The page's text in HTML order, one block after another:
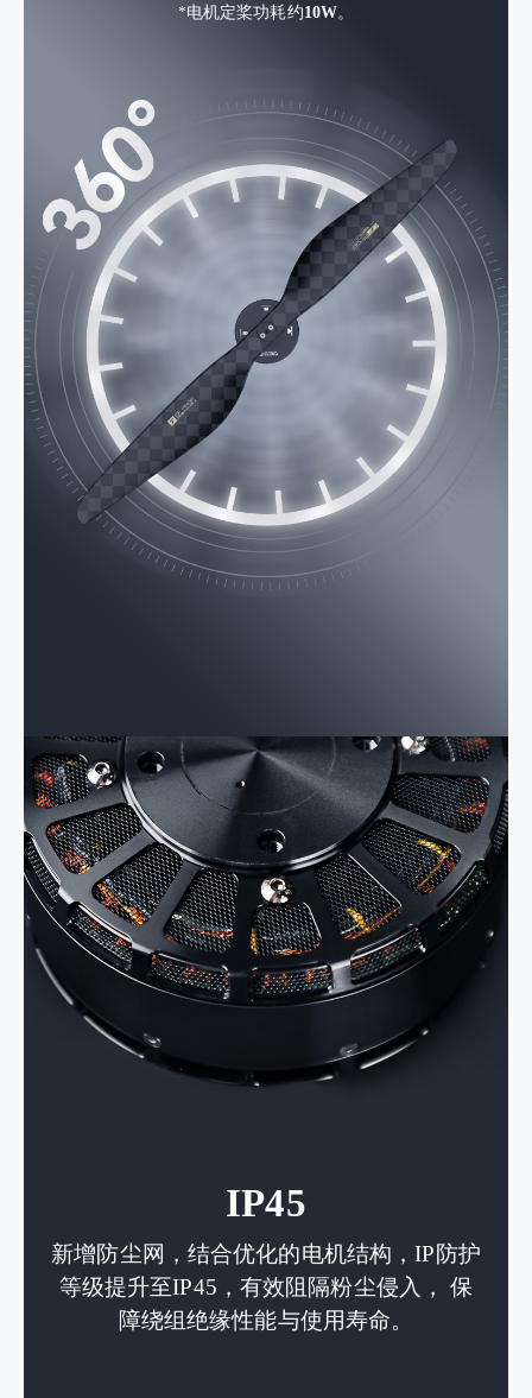
*电机定桨功耗约10W。
IP45
新增防尘网，结合优化的电机结构，IP防护
等级提升至IP45，有效阻隔粉尘侵入， 保
障绕组绝缘性能与使用寿命。